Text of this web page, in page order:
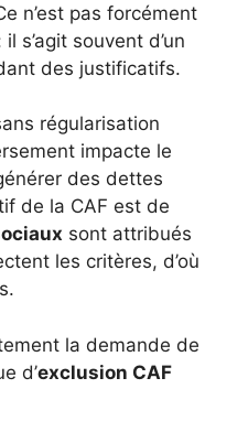
n’est pas forcément
s’agit souvent d’un
des justificatifs.
régularisation
impacte le
des dettes
de la CAF est de
sont attribués
les critères, d’où
la demande de
d’exclusion CAF